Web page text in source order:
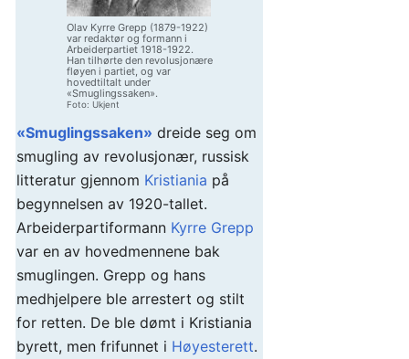
Olav Kyrre Grepp (1879-1922)
var redaktør og formann i
Arbeiderpartiet 1918-1922.
Han tilhørte den revolusjonære
fløyen i partiet, og var
hovedtiltalt under
«Smuglingssaken».
Foto: Ukjent
«Smuglingssaken» dreide seg om
smugling av revolusjonær, russisk
litteratur gjennom Kristiania på
begynnelsen av 1920-tallet.
Arbeiderpartiformann Kyrre Grepp
var en av hovedmennene bak
smuglingen. Grepp og hans
medhjelpere ble arrestert og stilt
for retten. De ble dømt i Kristiania
byrett, men frifunnet i Høyesterett.